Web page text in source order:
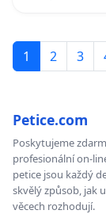
1 2 3
Petice.com
Poskytujeme
profesionální on-
petice jsou každý
skvělý způsob, jak
věcech rozhodují.